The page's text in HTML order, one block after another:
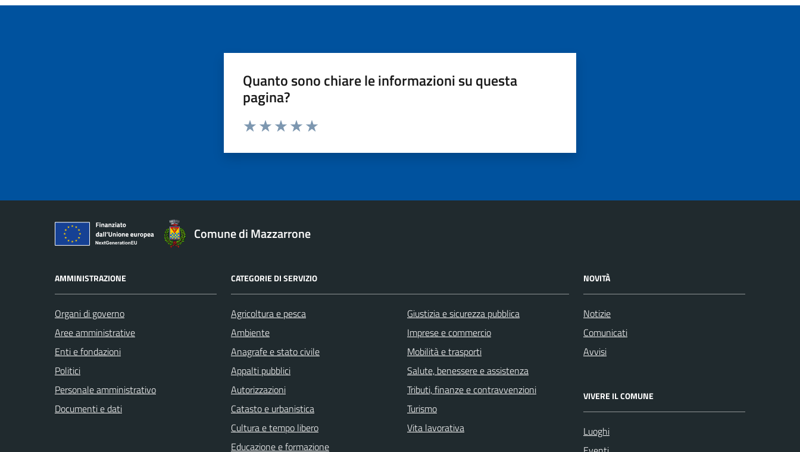
Quanto sono chiare le informazioni su questa
pagina?
Comune di Mazzarrone
AMMINISTRAZIONE
Organi di governo
Aree amministrative
Enti e fondazioni
Politici
Personale amministrativo
Documenti e dati
CATEGORIE DI SERVIZIO
Agricoltura e pesca
Ambiente
Anagrafe e stato civile
Appalti pubblici
Autorizzazioni
Catasto e urbanistica
Cultura e tempo libero
Educazione e formazione
Giustizia e sicurezza pubblica
Imprese e commercio
Mobilità e trasporti
Salute, benessere e assistenza
Tributi, finanze e contravvenzioni
Turismo
Vita lavorativa
NOVITÀ
Notizie
Comunicati
Avvisi
VIVERE IL COMUNE
Luoghi